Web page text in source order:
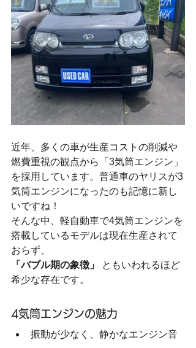
近年、多くの車が生産コストの削減や
燃費重視の観点から「3気筒エンジン」
を採用しています。普通車のヤリスが3
気筒エンジンになったのも記憶に新し
いですね！
そんな中、軽自動車で4気筒エンジンを
搭載しているモデルは現在生産されて
おらず、
「バブル期の象徴」
ともいわれるほど
希少な存在です。
4気筒エンジンの魅力
振動が少なく、静かなエンジン音